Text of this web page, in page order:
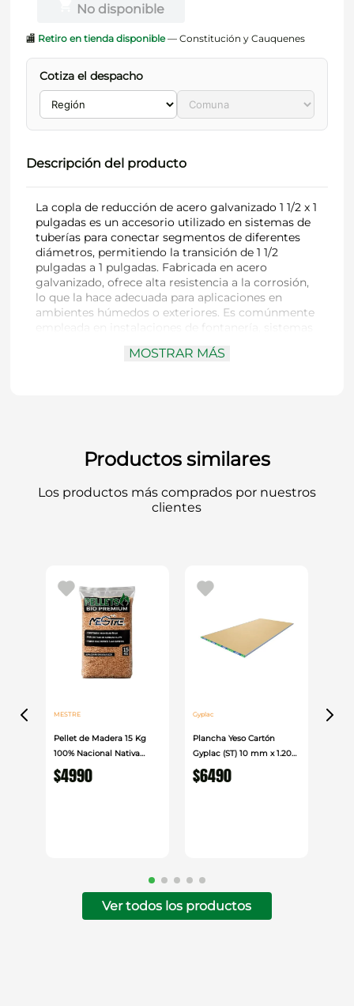
No disponible
🏬 Retiro en tienda disponible— Constitución y Cauquenes
Cotiza el despacho
Descripción del producto
La copla de reducción de acero galvanizado 1 1/2 x 1
pulgadas es un accesorio utilizado en sistemas de
tuberías para conectar segmentos de diferentes
diámetros, permitiendo la transición de 1 1/2
pulgadas a 1 pulgadas. Fabricada en acero
galvanizado, ofrece alta resistencia a la corrosión,
lo que la hace adecuada para aplicaciones en
ambientes húmedos o exteriores. Es comúnmente
empleada en instalaciones de fontanería, sistemas
requiere una unión segura y duradera entre
MOSTRAR MÁS
Productos similares
Los productos más comprados por nuestros
clientes
MESTRE
Pellet de Madera 15 Kg
100% Nacional Nativa
Mestre
$4990
Gyplac
Plancha Yeso Cartón
Gyplac (ST) 10 mm x 1.20
cm x 2.40cm
$6490
Ver todos los productos